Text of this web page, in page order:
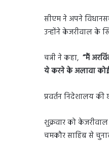
सीएम ने अपने
उन्होंने केजरीवाल के
चन्नी ने कहा, “मैं
ये करने के अलावा कोई
प्रवर्तन निदेशालय
शुक्रवार को
चमकौर साहिब से